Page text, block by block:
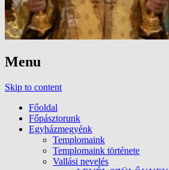
Menu
Skip to content
Főoldal
Főpásztorunk
Egyházmegyénk
Templomaink
Templomaink története
Vallási nevelés